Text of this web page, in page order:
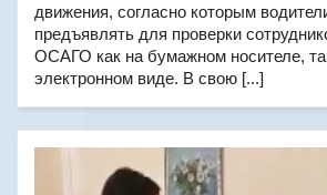
движения, согласно которым
предъявлять для проверки
ОСАГО как на бумажном носителе,
электронном виде. В свою [...]